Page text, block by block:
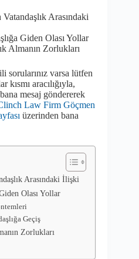
Arasındaki
Giden Olası Yollar
Almanın Zorlukları
sorularınız varsa lütfen
aracılığıyla,
mesaj göndererek
Law Firm Göçmen
üzerinden bana
Arasındaki İlişki
Olası Yollar
Geçiş
Zorlukları